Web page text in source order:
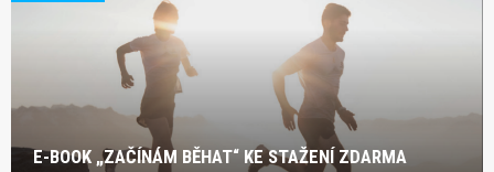
E-BOOK „ZAČÍNÁM BĚHAT“ KE STAŽENÍ ZDARMA